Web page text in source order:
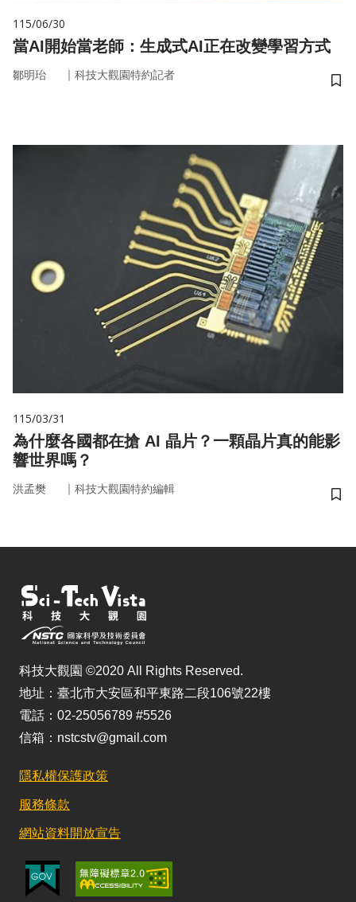
115/06/30
當AI開始當老師：生成式AI正在改變學習方式
鄒明珆 ｜ 科技大觀園特約記者
儲
115/03/31
為什麼各國都在搶 AI 晶片？一顆晶片真的能影
響世界嗎？
洪孟樊 ｜ 科技大觀園特約編輯
儲
科技大觀園 ©2020 All Rights Reserved.
地址：臺北市大安區和平東路二段106號22樓
電話：02-25056789 #5526
信箱：nstcstv@gmail.com
隱私權保護政策
服務條款
網站資料開放宣告